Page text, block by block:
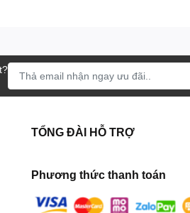
TỔNG ĐÀI HỖ TRỢ
Phương thức thanh toán